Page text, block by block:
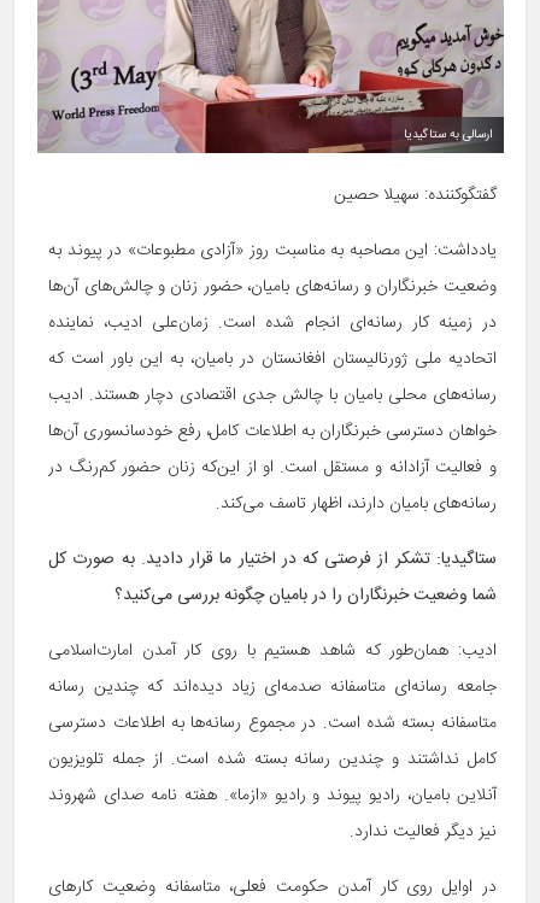
ارسالی به ستاگیدیا
گفتگوکننده: سهیلا حصین
یادداشت: این مصاحبه به مناسبت روز «آزادی مطبوعات» در پیوند به
وضعیت خبرنگاران و رسانه‌های بامیان، حضور زنان و چالش‌های آن‌ها
در زمینه کار رسانه‌ای انجام شده است. زمان‌علی ادیب، نماینده
اتحادیه ملی ژورنالیستان افغانستان در بامیان، به این باور است که
رسانه‌های محلی بامیان با چالش جدی اقتصادی دچار هستند. ادیب
خواهان دسترسی خبرنگاران به اطلاعات کامل، رفع خودسانسوری آن‌ها
و فعالیت آزادانه و مستقل است. او از این‌که زنان حضور کم‌رنگ در
رسانه‌های بامیان دارند، اظهار تاسف می‌کند.
ستاگیدیا: تشکر از فرصتی که در اختیار ما قرار دادید. به صورت کل
شما وضعیت خبرنگاران را در بامیان چگونه بررسی می‌کنید؟
ادیب: همان‌طور که شاهد هستیم با روی کار آمدن امارت‌اسلامی
جامعه رسانه‌ای متاسفانه صدمه‌ای زیاد دیده‌اند که چندین رسانه
متاسفانه بسته شده است. در مجموع رسانه‌ها به اطلاعات دسترسی
کامل نداشتند و چندین رسانه بسته شده است. از جمله تلویزیون
آنلاین بامیان، رادیو پیوند و رادیو «ازما». هفته نامه صدای شهروند
نیز دیگر فعالیت ندارد.
در اوایل روی کار آمدن حکومت فعلی، متاسفانه وضعیت کارهای